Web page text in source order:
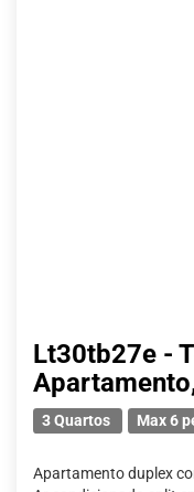
Lt30tb27e -
3 Quartos Max 6
Apartamento duplex